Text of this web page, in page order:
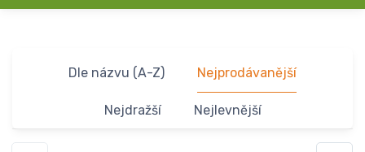
Dle názvu (A-Z) Nejprodávanější
Nejdražší Nejlevnější